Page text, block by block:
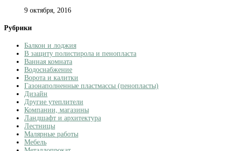
9 октября, 2016
Рубрики
Балкон и лоджия
В защиту полистирола и пенопласта
Ванная комната
Водоснабжение
Ворота и калитки
Газонаполненные пластмассы (пенопласты)
Дизайн
Другие утеплители
Компании, магазины
Ландшафт и архитектура
Лестницы
Малярные работы
Мебель